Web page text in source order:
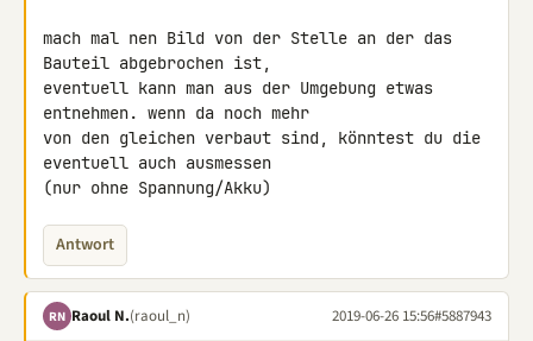
mach mal nen Bild von der Stelle an der das
Bauteil abgebrochen ist,
eventuell kann man aus der Umgebung etwas
entnehmen. wenn da noch mehr
von den gleichen verbaut sind, könntest du die
eventuell auch ausmessen
(nur ohne Spannung/Akku)
Antwort
RN Raoul N.(raoul_n) 2019-06-26 15:56#5887943